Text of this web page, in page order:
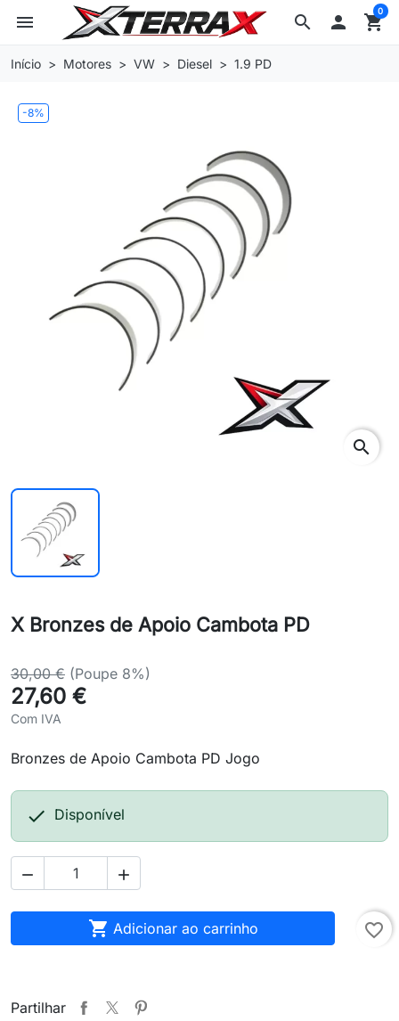
search
menu  shopping_cart
0
Início Motores VW Diesel 1.9 PD
-8%
search
X Bronzes de Apoio Cambota PD
30,00 € (Poupe 8%)
27,60 €
Com IVA
Bronzes de Apoio Cambota PD Jogo
 Disponível
 
 Adicionar ao carrinho favorite_border
Partilhar